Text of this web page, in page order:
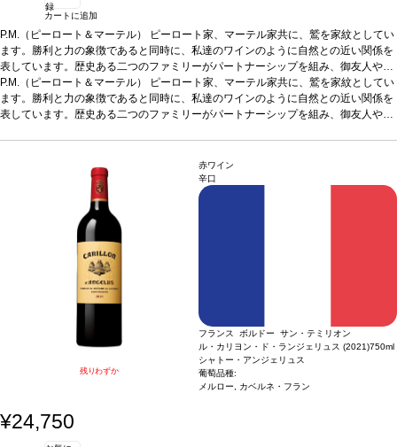
録
カートに追加
P.M.（ピーロート＆マーテル） ピーロート家、マーテル家共に、鷲を家紋としてい
ます。勝利と力の象徴であると同時に、私達のワインのように自然との近い関係を
表しています。歴史ある二つのファミリーがパートナーシップを組み、御友人や御
家族とお楽しみ頂ける個性豊かなシャンパーニュをお届けいたします。 by: Dr. ヨハ
ネス・ピーロート＆クリストフ・ラペノーテイスティングノート中位〜濃い麦わ
ら色。素晴らしい深みを持つ、きれいな泡が素晴らしく一貫して出てくる。魅力的
ピノ・ノワール、シャルドネ、ピノ・ムニエ
P.M.（ピーロート＆マーテル） ピーロート家、マーテル家共に、鷲を家紋としてい
ます。勝利と力の象徴であると同時に、私達のワインのように自然との近い関係を
表しています。歴史ある二つのファミリーがパートナーシップを組み、御友人や御
ら色。素晴らしい深みを持つ、きれいな泡が素晴らしく一貫して出てくる。魅力的
なイーストのようなノーズを持ち、トーストの含みがあり、花のような含みを伴
う。柔らかく豊かで複雑、アロマは泡により風味で強調され、魅力的な余韻の長い
後味を与えている。葡萄品種
残りわずか
赤ワイン
辛口
フランス ボルドー サン・テミリオン
ル・カリヨン・ド・ランジェリュス (2021)750ml
シャトー・アンジェリュス
葡萄品種:
メルロー, カベルネ・フラン
¥24,750